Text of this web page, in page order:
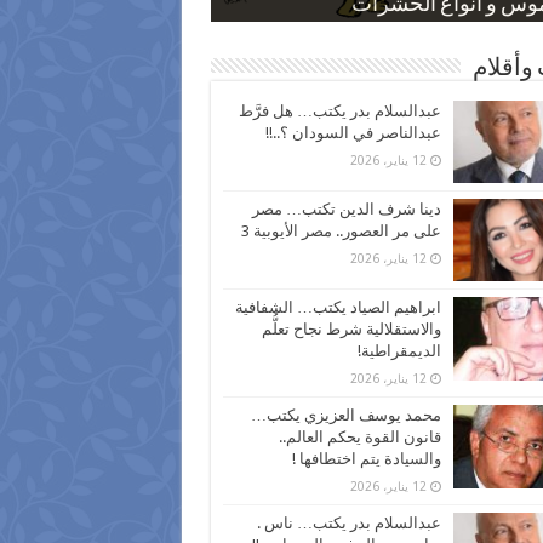
و أنواع الحشرات
بعد ارتفاع الأسعار
نسبة الطلاق في مصر
كاركاتيرية
كاركاتيرية
وأقلام
عبدالسلام بدر يكتب… هل فرَّط
عبدالناصر في السودان ؟..!!
12 يناير، 2026
دينا شرف الدين تكتب… مصر
على مر العصور.. مصر الأيوبية 3
12 يناير، 2026
ابراهيم الصياد يكتب… الشفافية
والاستقلالية شرط نجاح تعلُّم
الديمقراطية!
12 يناير، 2026
محمد يوسف العزيزي يكتب…
قانون القوة يحكم العالم..
والسيادة يتم اختطافها !
12 يناير، 2026
عبدالسلام بدر يكتب… ناس .